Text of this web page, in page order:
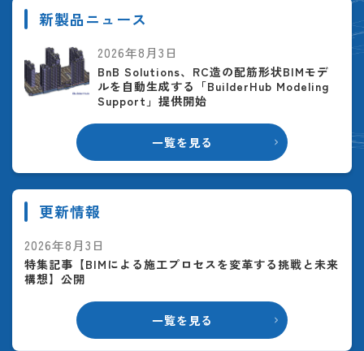
新製品ニュース
一覧を見る
2026年8月3日
BnB Solutions、RC造の配筋形状BIMモデ
ルを自動生成する「BuilderHub Modeling
Support」提供開始
更新情報
一覧を見る
2026年8月3日
特集記事【BIMによる施工プロセスを変革する挑戦と未来
構想】公開